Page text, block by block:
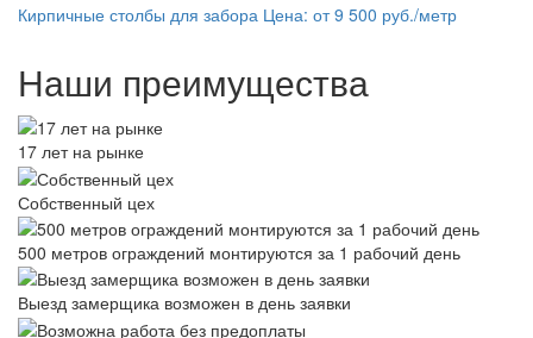
Кирпичные столбы для забора Цена: от 9 500 руб./метр
Наши преимущества
17 лет на рынке
Собственный цех
500 метров ограждений монтируются за 1 рабочий день
Выезд замерщика возможен в день заявки